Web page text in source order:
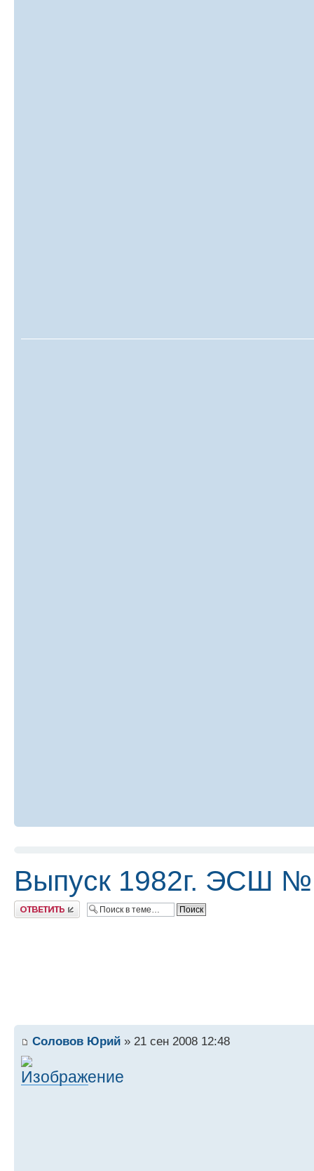
Выпуск 1982г. ЭСШ
Ответить
Соловов Юрий » 21 сен 2008 12:48